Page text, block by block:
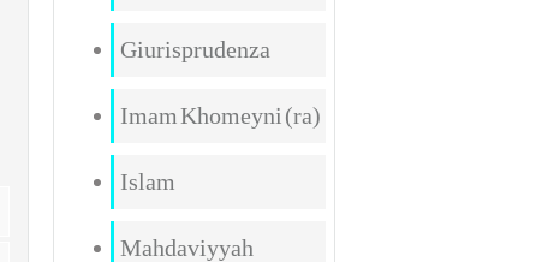
Giurisprudenza
Imam Khomeyni (ra)
Islam
Mahdaviyyah